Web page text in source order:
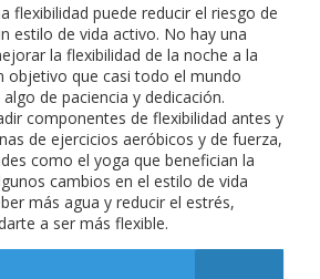
flexibilidad puede reducir el riesgo de
estilo de vida activo. No hay una
la flexibilidad de la noche a la
objetivo que casi todo el mundo
de paciencia y dedicación.
componentes de flexibilidad antes y
de ejercicios aeróbicos y de fuerza,
como el yoga que benefician la
cambios en el estilo de vida
más agua y reducir el estrés,
a ser más flexible.